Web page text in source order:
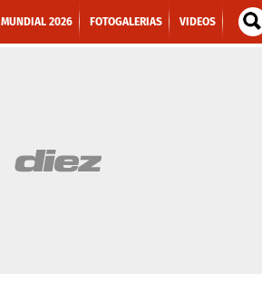
MUNDIAL 2026 FOTOGALERIAS VIDEOS